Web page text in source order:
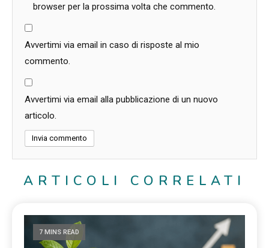
browser per la prossima volta che commento.
Avvertimi via email in caso di risposte al mio
commento.
Avvertimi via email alla pubblicazione di un nuovo
articolo.
ARTICOLI CORRELATI
7 MINS READ